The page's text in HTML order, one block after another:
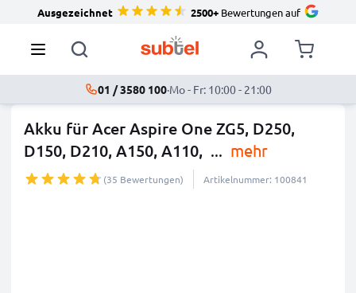
Ausgezeichnet 2500+Bewertungen auf
01 / 3580 100·Mo - Fr: 10:00 - 21:00
Akku für Acer Aspire One ZG5, D250,
D150, D210, A150, A110, ... mehr
(35 Bewertungen) Artikelnummer: 100841